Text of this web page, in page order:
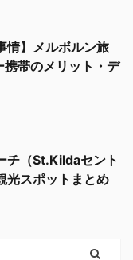
情】メルボルン旅
帯のメリット・デ
チ（St.Kildaセント
光スポットまとめ